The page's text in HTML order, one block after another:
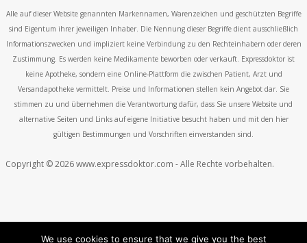
Alle auf dieser Website genannten Markennamen, Warenzeichen und geschützten Begriffe
sind Eigentum ihrer jeweiligen Inhaber. Die Nennung dieser Begriffe dient ausschließlich
Informationszwecken und impliziert keine Verbindung zu den Rechteinhabern oder deren
Zustimmung. Es werden keine Medikamente beworben oder verkauft. Expressdoktor ist
keine Apotheke, sondern eine Online-Plattform die zwischen Patient, Arzt und
Versandapotheke vermittelt. Preise und Informationen stellen kein Angebot dar. Sie
stimmen zu und übernehmen die Verantwortung dafür, dass Sie unsere Website und
alternative Seiten und Links auf eigene Initiative besucht haben und mit den hier
gültigen Bestimmungen und Vorschriften einverstanden sind.
Copyright © 2026 www.expressdoktor.com - Alle Rechte vorbehalten.
We use cookies to ensure that we give you the best